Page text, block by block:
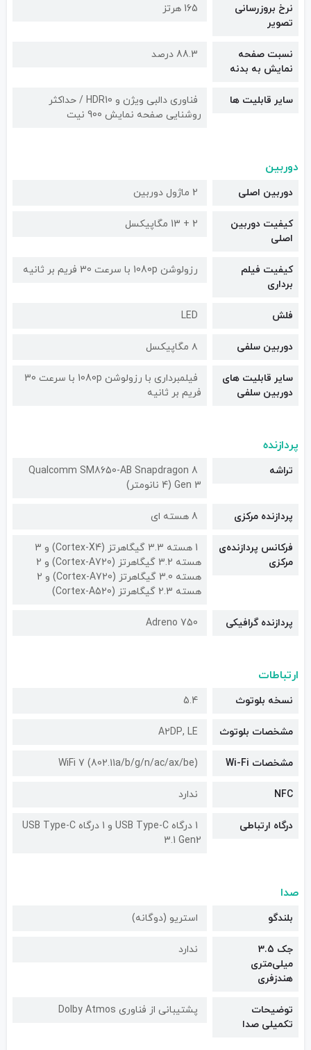
نرخ بروزرسانی
تصویر
165 هرتز
نسبت صفحه
نمایش به بدنه
88.3 درصد
سایر قابلیت ها
فناوری دالبی ویژن و HDR10 / حداکثر
روشنایی صفحه نمایش 900 نیت
دوربین
دوربین اصلی 2 ماژول دوربین
کیفیت دوربین‌
اصلی
2 + 13 مگاپیکسل
کیفیت فیلم
برداری
رزولوشن 1080p با سرعت 30 فریم بر ثانیه
فلش LED
دوربین سلفی ۸ مگاپیکسل
سایر قابلیت های
دوربین سلفی
فیلمبرداری با رزولوشن 1080p با سرعت 30
فریم بر ثانیه
پردازنده
تراشه
Qualcomm SM8650-AB Snapdragon 8
Gen 3 (4 نانومتر)
پردازنده مرکزی 8 هسته ای
فرکانس پردازنده‌ی
مرکزی
1 هسته 3.3 گیگاهرتز (Cortex-X4) و 3
هسته 3.2 گیگاهرتز (Cortex-A720) و 2
هسته 3.0 گیگاهرتز (Cortex-A720) و 2
هسته 2.3 گیگاهرتز (Cortex-A520)
پردازنده گرافیکی Adreno 750
ارتباطات
نسخه بلوتوث 5.4
مشخصات بلوتوث A۲DP, LE
مشخصات Wi-Fi WiFi 7 (802.11a/b/g/n/ac/ax/be)
NFC ندارد
درگاه ارتباطی
1 درگاه USB Type-C و 1 درگاه USB Type-C
3.1 Gen2
صدا
بلندگو استریو (دوگانه)
جک 3.5
میلی‌متری
هندزفری
ندارد
توضیحات
تکمیلی صدا
پشتیبانی از فناوری Dolby Atmos